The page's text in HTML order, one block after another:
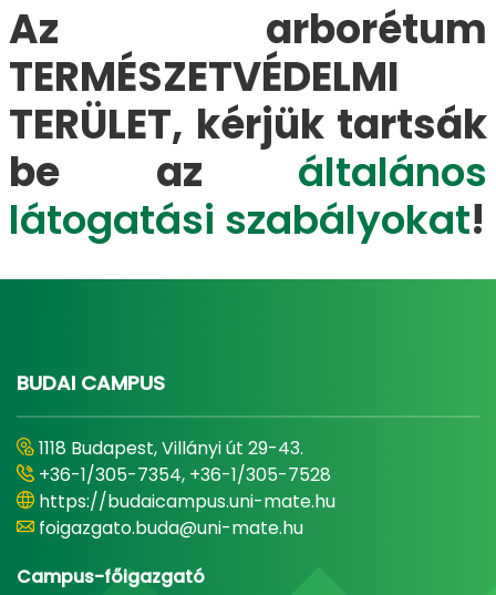
Az arborétum
TERMÉSZETVÉDELMI
TERÜLET, kérjük tartsák
be az általános
látogatási szabályokat!
BUDAI CAMPUS
1118 Budapest, Villányi út 29-43.
+36-1/305-7354, +36-1/305-7528
https://budaicampus.uni-mate.hu
foigazgato.buda@uni-mate.hu
Campus-főigazgató